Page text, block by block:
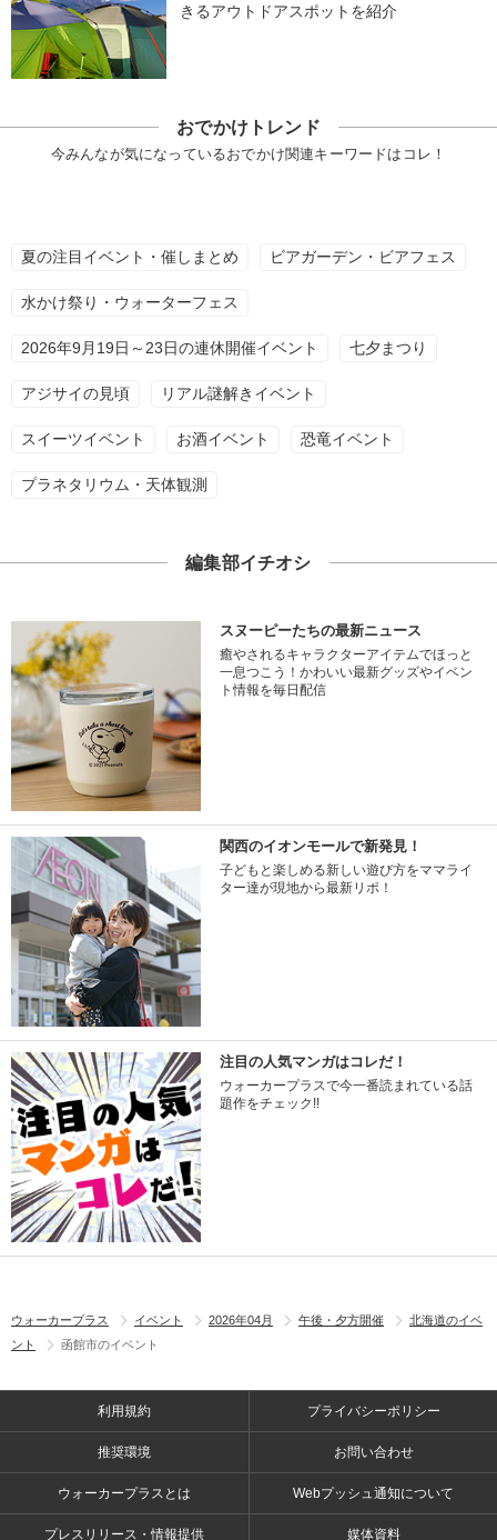
きるアウトドアスポットを紹介
おでかけトレンド
今みんなが気になっているおでかけ関連キーワードはコレ！
夏の注目イベント・催しまとめ ビアガーデン・ビアフェス
水かけ祭り・ウォーターフェス
2026年9月19日～23日の連休開催イベント 七夕まつり
アジサイの見頃 リアル謎解きイベント
スイーツイベント お酒イベント 恐竜イベント
プラネタリウム・天体観測
編集部イチオシ
スヌーピーたちの最新ニュース
癒やされるキャラクターアイテムでほっと
一息つこう！かわいい最新グッズやイベン
ト情報を毎日配信
関西のイオンモールで新発見！
子どもと楽しめる新しい遊び方をママライ
ター達が現地から最新リポ！
注目の人気マンガはコレだ！
ウォーカープラスで今一番読まれている話
題作をチェック!!
ウォーカープラス イベント 2026年04月 午後・夕方開催
北海道のイベ
ント
函館市のイベント
利用規約 プライバシーポリシー
推奨環境 お問い合わせ
ウォーカープラスとは Webプッシュ通知について
プレスリリース・情報提供 媒体資料